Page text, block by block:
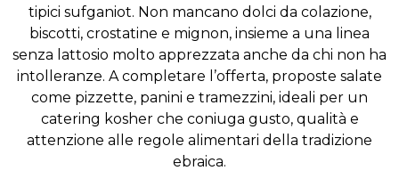
tipici sufganiot. Non mancano dolci da colazione,
biscotti, crostatine e mignon, insieme a una linea
senza lattosio molto apprezzata anche da chi non ha
intolleranze. A completare l’offerta, proposte salate
come pizzette, panini e tramezzini, ideali per un
catering kosher che coniuga gusto, qualità e
attenzione alle regole alimentari della tradizione
ebraica.